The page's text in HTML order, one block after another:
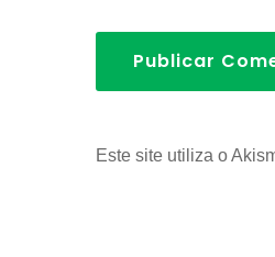
Publicar
Este site utiliza o